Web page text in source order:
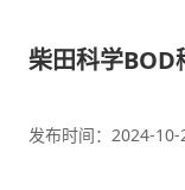
柴田科学BOD
发布时间：2024-